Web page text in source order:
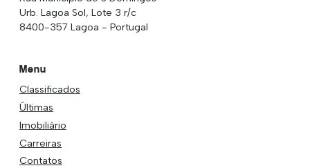
Urb. Lagoa Sol, Lote 3 r/c
8400-357 Lagoa - Portugal
Menu
Classificados
Últimas
Imobiliário
Carreiras
Contatos